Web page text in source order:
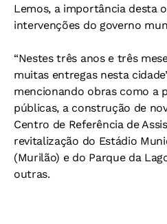
Lemos, a importância desta
intervenções do governo
“Nestes três anos e três
muitas entregas nesta
mencionando obras como a
públicas, a construção de
Centro de Referência de
revitalização do Estádio
(Murilão) e do Parque da
outras.